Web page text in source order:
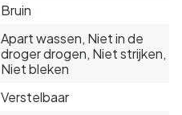
Bruin
Apart wassen, Niet in de
droger drogen, Niet strijken,
Niet bleken
Verstelbaar